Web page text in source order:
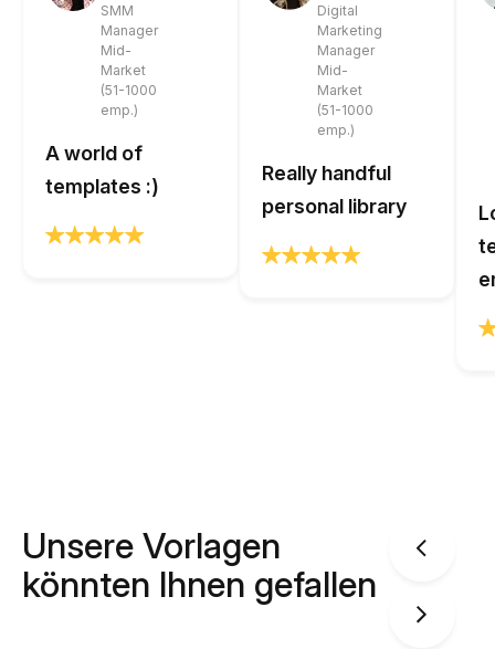
SMM
Manager
Mid-
Market
(51-1000
emp.)
A world of
templates :)
Digital
Marketing
Manager
Mid-
Market
(51-1000
emp.)
Really handful
personal library
Unsere Vorlagen
könnten Ihnen gefallen